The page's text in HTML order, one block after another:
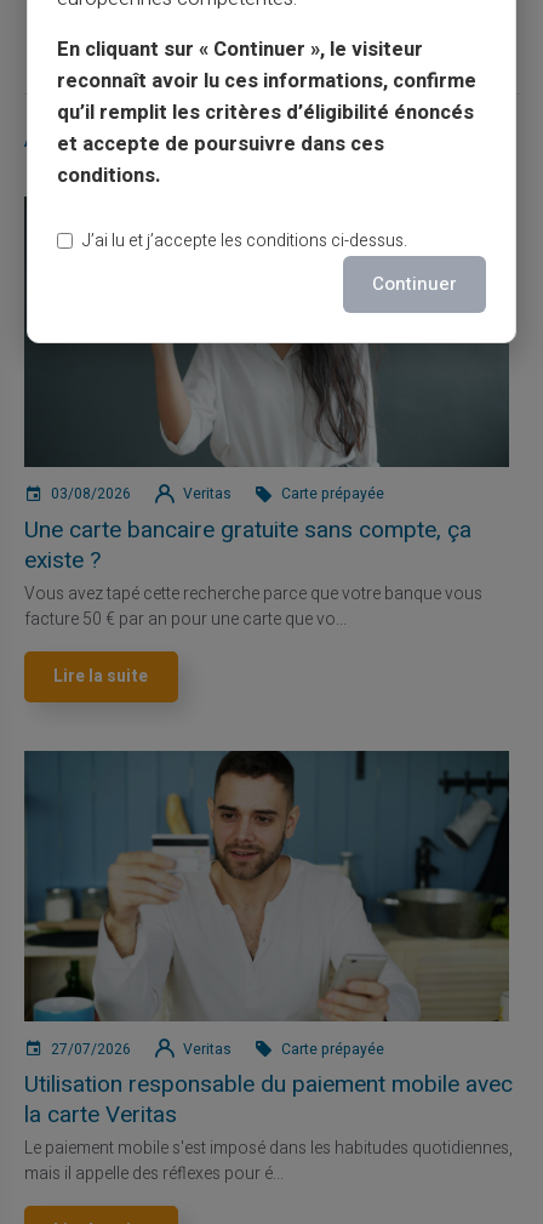
Articles similaires
03/08/2026 Veritas Carte prépayée
Une carte bancaire gratuite sans compte, ça
existe ?
Vous avez tapé cette recherche parce que votre banque vous
facture 50 € par an pour une carte que vo...
Lire la suite
27/07/2026 Veritas Carte prépayée
Utilisation responsable du paiement mobile avec
la carte Veritas
Le paiement mobile s'est imposé dans les habitudes quotidiennes,
mais il appelle des réflexes pour é...
En cliquant sur « Continuer », le visiteur
reconnaît avoir lu ces informations, confirme
qu’il remplit les critères d’éligibilité énoncés
et accepte de poursuivre dans ces
conditions.
J’ai lu et j’accepte les conditions ci-dessus.
Continuer